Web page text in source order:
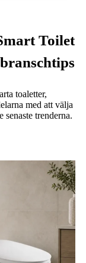
Toilet
toaletter,
med att välja
trenderna.